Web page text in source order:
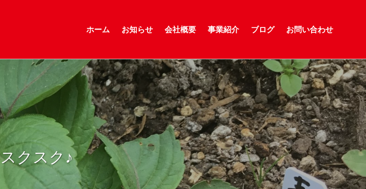
ホーム お知らせ 会社概要 事業紹介 ブログ お問い合わせ
スクスク♪